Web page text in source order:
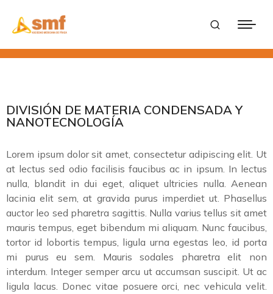
DIVISIÓN DE MATERIA CONDENSADA Y
NANOTECNOLOGÍA
Lorem ipsum dolor sit amet, consectetur adipiscing elit. Ut
at lectus sed odio facilisis faucibus ac in ipsum. In lectus
nulla, blandit in dui eget, aliquet ultricies nulla. Aenean
lacinia elit sem, at gravida purus imperdiet ut. Phasellus
auctor leo sed pharetra sagittis. Nulla varius tellus sit amet
mauris tempus, eget bibendum mi aliquam. Nunc faucibus,
tortor id lobortis tempus, ligula urna egestas leo, id porta
mi purus eu sem. Mauris sodales pharetra elit non
interdum. Integer semper arcu ut accumsan suscipit. Ut ac
ligula lacus. Donec vitae posuere orci, nec vehicula velit.